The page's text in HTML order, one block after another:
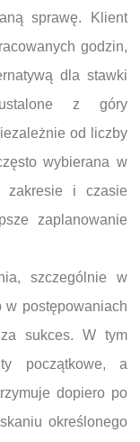
sprawę. Klient
godzin,
dla stawki
z góry
od liczby
wybierana w
zakresie i czasie
zaplanowanie
szczególnie w
postępowaniach
sukces. W tym
początkowe, a
dopiero po
określonego